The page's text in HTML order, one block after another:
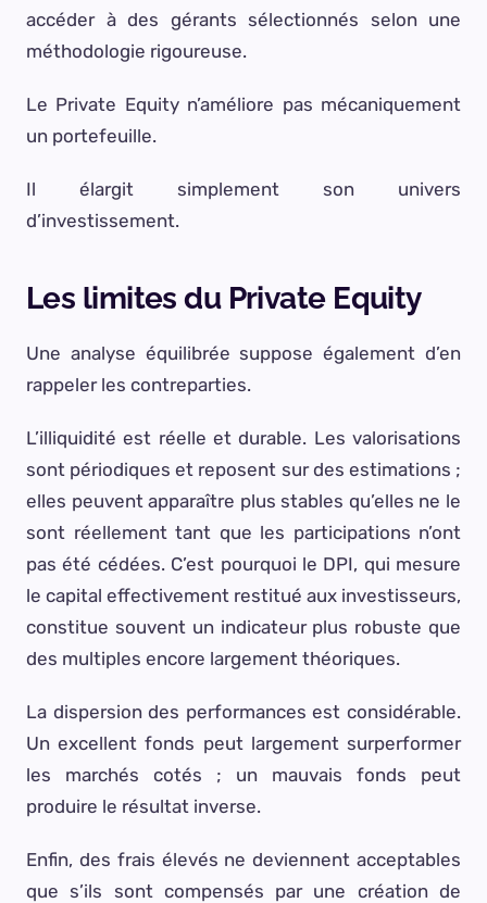
accéder à des gérants sélectionnés selon une
méthodologie rigoureuse.
Le Private Equity n’améliore pas mécaniquement
un portefeuille.
Il élargit simplement son univers
d’investissement.
Les limites du Private Equity
Une analyse équilibrée suppose également d’en
rappeler les contreparties.
L’illiquidité est réelle et durable. Les valorisations
sont périodiques et reposent sur des estimations ;
elles peuvent apparaître plus stables qu’elles ne le
sont réellement tant que les participations n’ont
pas été cédées. C’est pourquoi le DPI, qui mesure
le capital effectivement restitué aux investisseurs,
constitue souvent un indicateur plus robuste que
des multiples encore largement théoriques.
La dispersion des performances est considérable.
Un excellent fonds peut largement surperformer
les marchés cotés ; un mauvais fonds peut
produire le résultat inverse.
Enfin, des frais élevés ne deviennent acceptables
que s’ils sont compensés par une création de